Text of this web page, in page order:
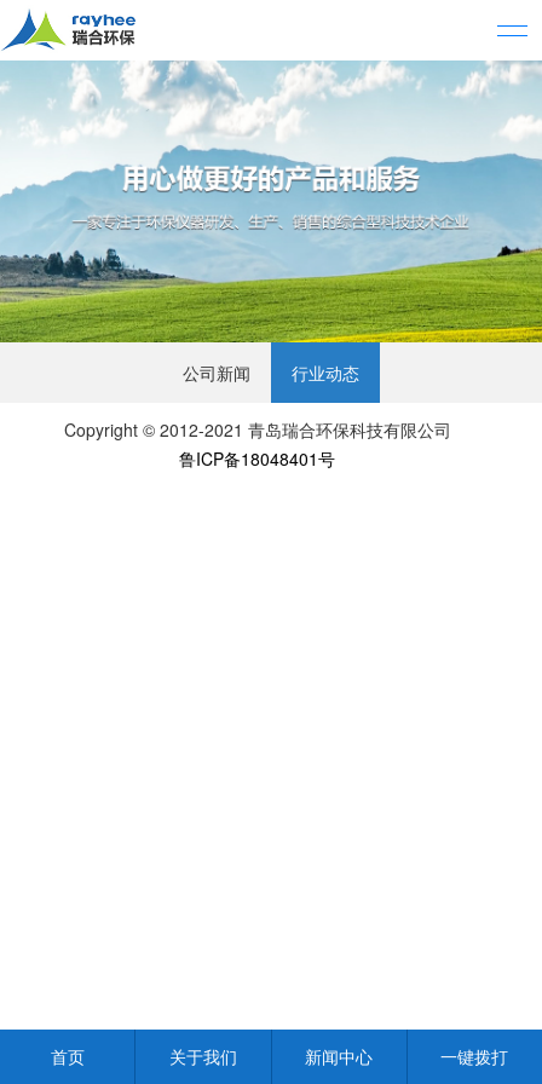
公司新闻 行业动态
Copyright © 2012-2021 青岛瑞合环保科技有限公司
鲁ICP备18048401号
首页 关于我们 新闻中心 一键拨打